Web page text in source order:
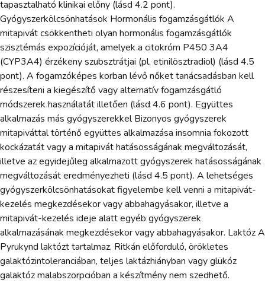
tapasztalható klinikai előny (lásd 4.2 pont).
Gyógyszerkölcsönhatások Hormonális fogamzásgátlók A
mitapivát csökkentheti olyan hormonális fogamzásgátlók
szisztémás expozícióját, amelyek a citokróm P450 3A4
(CYP3A4) érzékeny szubsztrátjai (pl. etinilösztradiol) (lásd 4.5
pont). A fogamzóképes korban lévő nőket tanácsadásban kell
részesíteni a kiegészítő vagy alternatív fogamzásgátló
módszerek használatát illetően (lásd 4.6 pont). Együttes
alkalmazás más gyógyszerekkel Bizonyos gyógyszerek
mitapiváttal történő együttes alkalmazása insomnia fokozott
kockázatát vagy a mitapivát hatásosságának megváltozását,
illetve az egyidejűleg alkalmazott gyógyszerek hatásosságának
megváltozását eredményezheti (lásd 4.5 pont). A lehetséges
gyógyszerkölcsönhatásokat figyelembe kell venni a mitapivát-
kezelés megkezdésekor vagy abbahagyásakor, illetve a
mitapivát-kezelés ideje alatt egyéb gyógyszerek
alkalmazásának megkezdésekor vagy abbahagyásakor. Laktóz A
Pyrukynd laktózt tartalmaz. Ritkán előforduló, örökletes
galaktózintoleranciában, teljes laktázhiányban vagy glükóz
galaktóz malabszorpcióban a készítmény nem szedhető.